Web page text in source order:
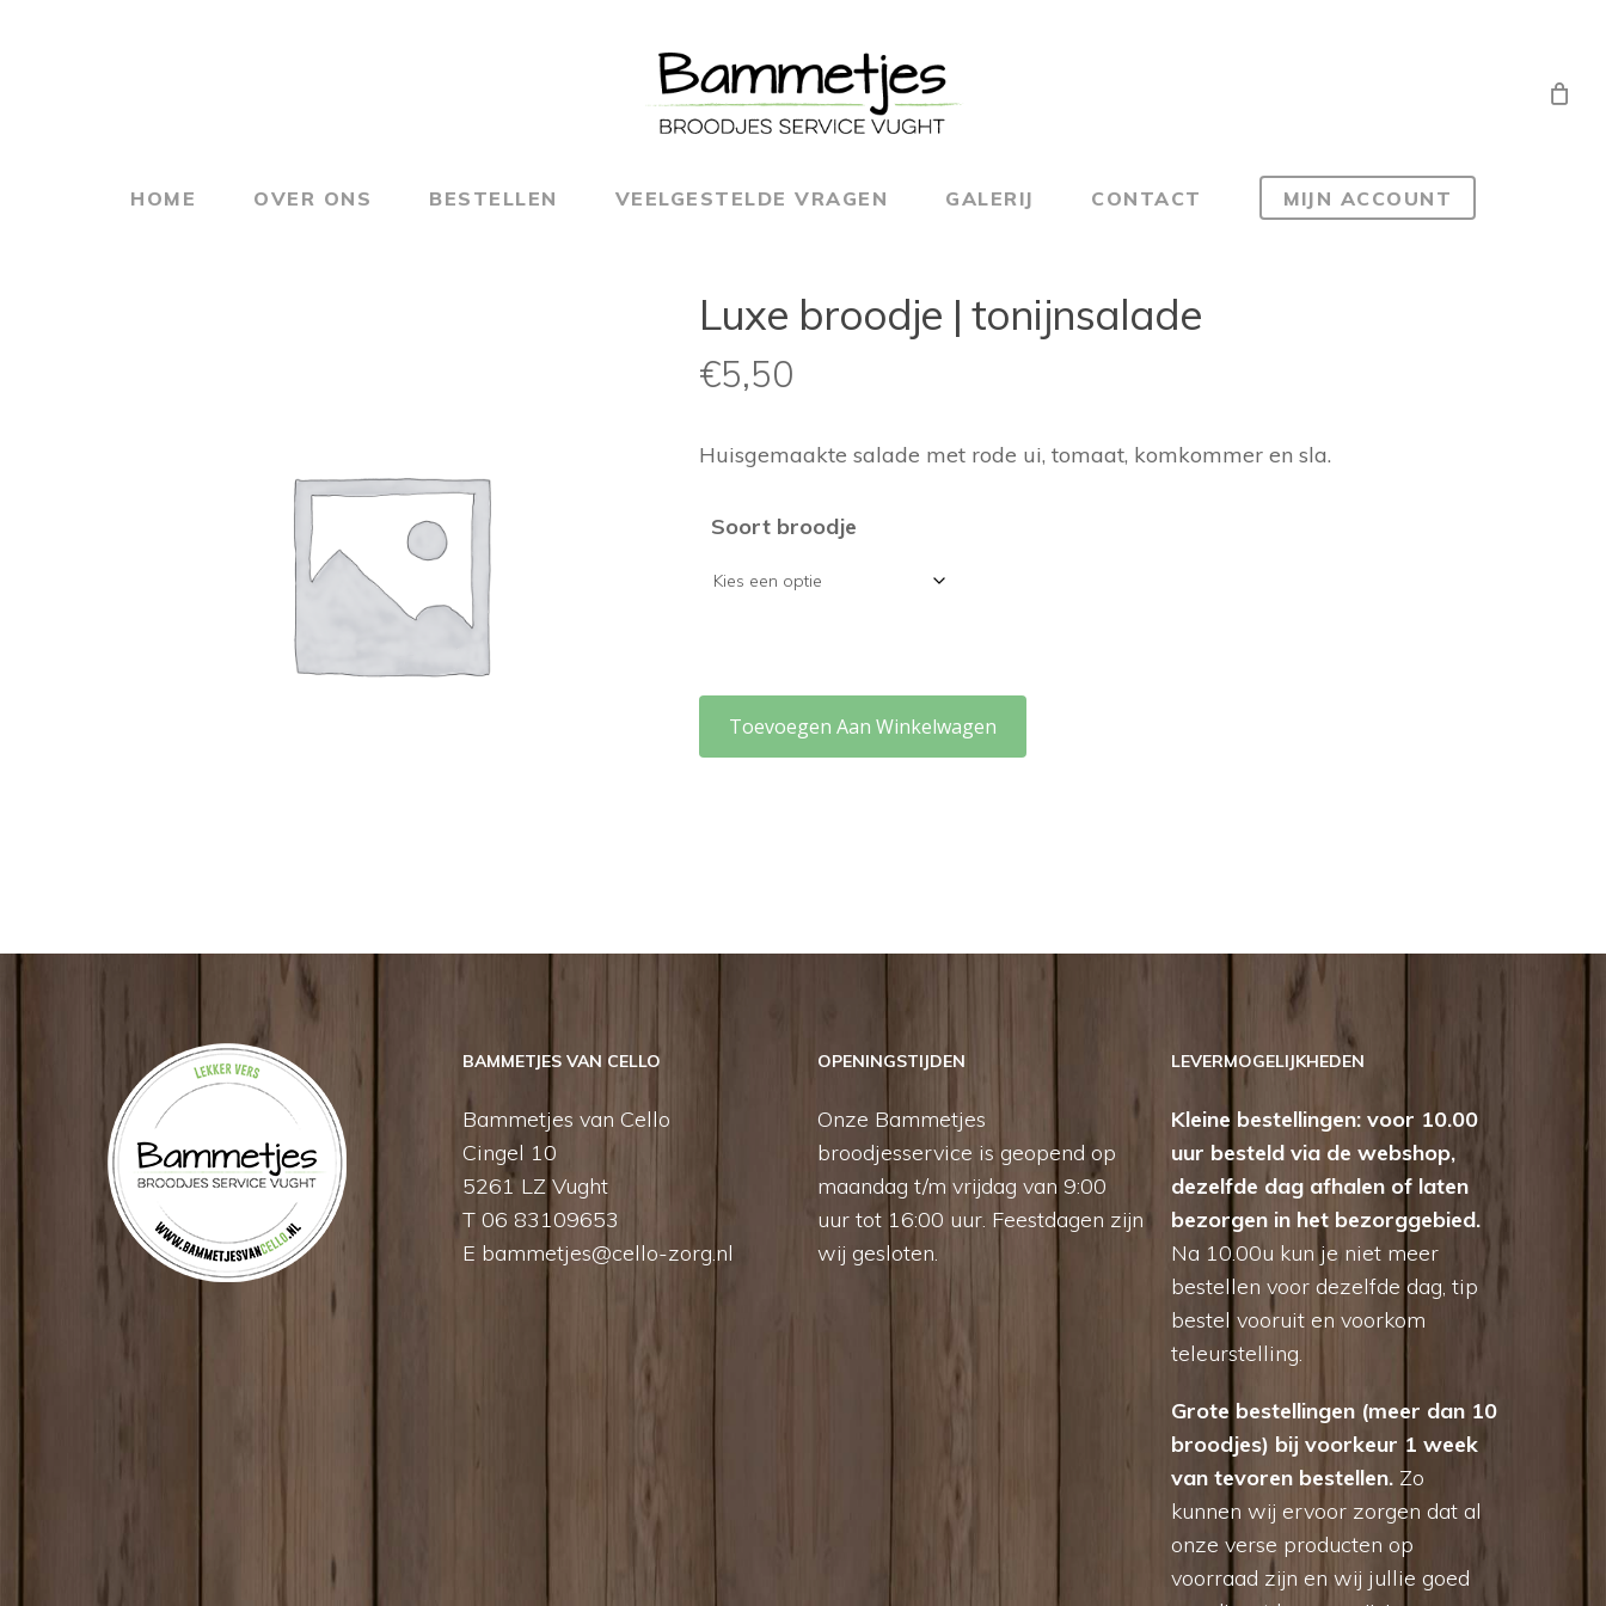
HOME OVER ONS BESTELLEN VEELGESTELDE VRAGEN GALERIJ CONTACT MIJN ACCOUNT
Luxe broodje | tonijnsalade
€5,50
Huisgemaakte salade met rode ui, tomaat, komkommer en sla.
Soort broodje
Toevoegen Aan Winkelwagen
BAMMETJES VAN CELLO
Bammetjes van Cello
Cingel 10
5261 LZ Vught
T 06 83109653
E bammetjes@cello-zorg.nl
OPENINGSTIJDEN
Onze Bammetjes
broodjesservice is geopend op
maandag t/m vrijdag van 9:00
uur tot 16:00 uur. Feestdagen zijn
wij gesloten.
LEVERMOGELIJKHEDEN
Kleine bestellingen: voor 10.00
uur besteld via de webshop,
dezelfde dag afhalen of laten
bezorgen in het bezorggebied.
Na 10.00u kun je niet meer
bestellen voor dezelfde dag, tip
bestel vooruit en voorkom
teleurstelling.
Grote bestellingen (meer dan 10
broodjes) bij voorkeur 1 week
van tevoren bestellen. Zo
kunnen wij ervoor zorgen dat al
onze verse producten op
voorraad zijn en wij jullie goed